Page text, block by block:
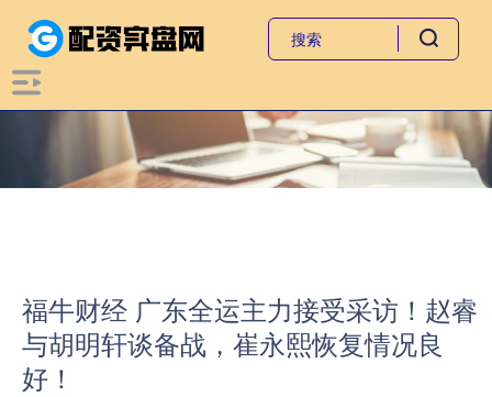
福牛财经 广东全运主力接受采访！赵睿
与胡明轩谈备战，崔永熙恢复情况良
好！